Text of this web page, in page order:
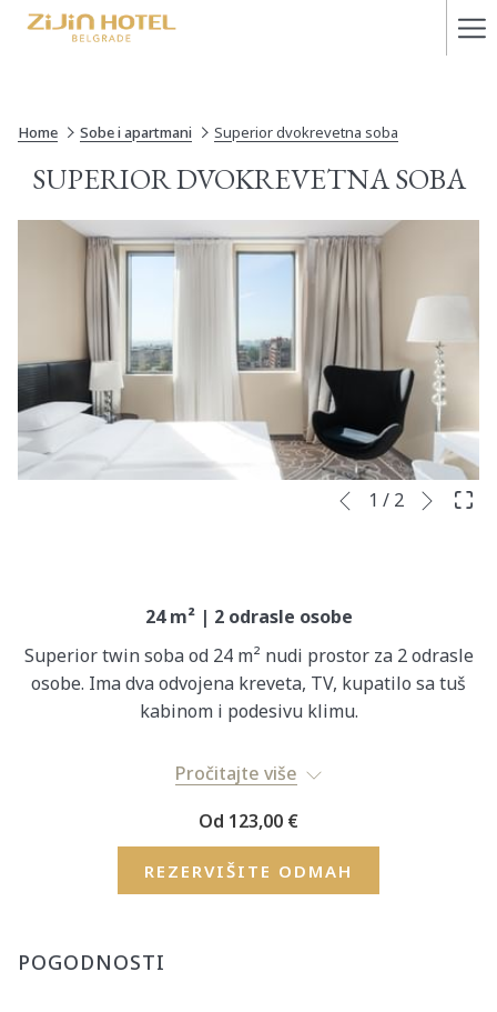
Home Sobe i apartmani Superior dvokrevetna soba
SUPERIOR DVOKREVETNA SOBA
Slideshow
Clicking
links
update
the
content
Previous
1 / 2 Next
24 m² | 2 odrasle osobe
Superior twin soba od 24 m² nudi prostor za 2 odrasle
osobe. Ima dva odvojena kreveta, TV, kupatilo sa tuš
kabinom i podesivu klimu.
Pročitajte više
Od 123,00 €
REZERVIŠITE ODMAH
POGODNOSTI